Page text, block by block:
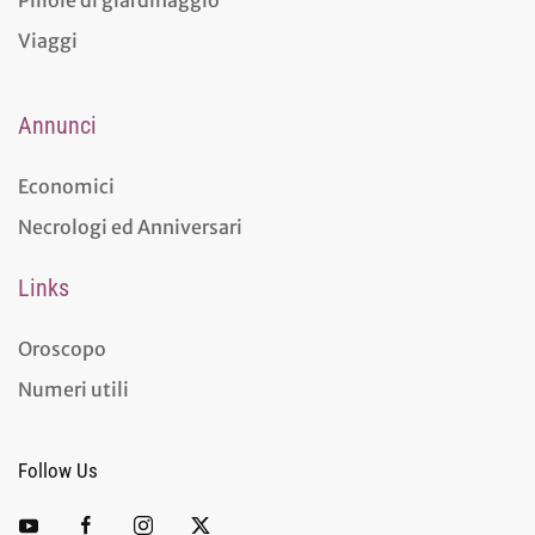
Viaggi
Annunci
Economici
Necrologi ed Anniversari
Links
Oroscopo
Numeri utili
Follow Us